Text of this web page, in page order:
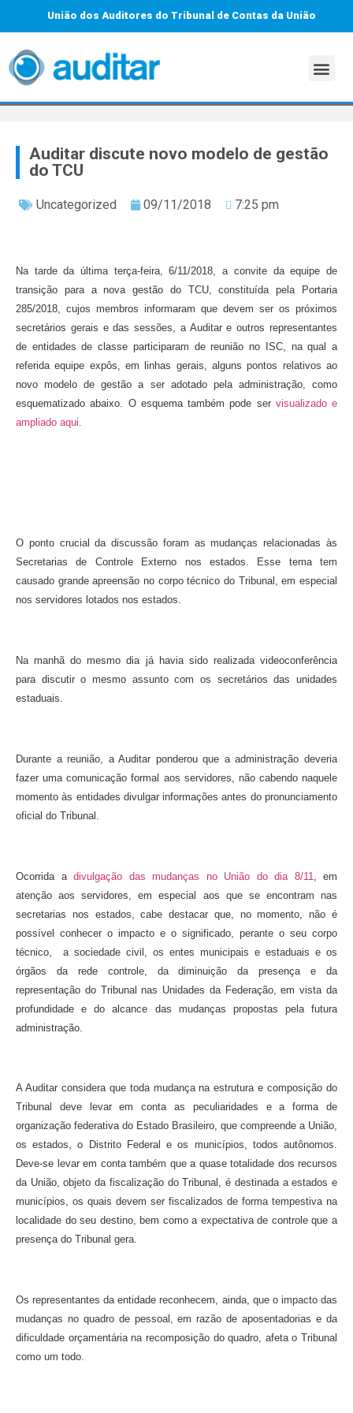
União dos Auditores do Tribunal de Contas da União
Auditar discute novo modelo de gestão
do TCU
Uncategorized 09/11/2018 7:25 pm
Na tarde da última terça-feira, 6/11/2018, a convite da equipe de
transição para a nova gestão do TCU, constituída pela Portaria
285/2018, cujos membros informaram que devem ser os próximos
secretários gerais e das sessões, a Auditar e outros representantes
de entidades de classe participaram de reunião no ISC, na qual a
referida equipe expôs, em linhas gerais, alguns pontos relativos ao
novo modelo de gestão a ser adotado pela administração,
como
esquematizado abaixo . O esquema também pode ser visualizado e
ampliado aqui.​
O ponto crucial da discussão foram as mudanças relacionadas às
Secretarias de Controle Externo nos estados. Esse tema tem
causado grande apreensão no corpo técnico do Tribunal, em especial
nos servidores lotados nos estados.
Na manhã do mesmo dia já havia sido realizada videoconferência
para discutir o mesmo assunto com os secretários das unidades
estaduais.
Durante a reunião, a Auditar ponderou que a administração deveria
fazer uma comunicação formal aos servidores, não cabendo naquele
momento às entidades divulgar informações antes do pronunciamento
oficial do Tribunal.
Ocorrida a divulgação das mudanças no União do dia 8/11 , em
atenção aos servidores, em especial aos que se encontram nas
secretarias nos estados, cabe destacar que, no momento, não é
possível conhecer o impacto e o significado, perante o seu corpo
técnico, a sociedade civil, os entes municipais e estaduais e os
órgãos da rede controle, da diminuição da presença e da
representação do Tribunal nas Unidades da Federação, em vista da
profundidade e do alcance das mudanças propostas pela futura
administração.
A Auditar considera que toda mudança na estrutura e composição do
Tribunal deve levar em conta as peculiaridades e a forma de
organização federativa do Estado Brasileiro, que compreende a União,
os estados, o Distrito Federal e os municípios, todos autônomos.
Deve-se levar em conta também que a quase totalidade dos recursos
da União, objeto da fiscalização do Tribunal, é destinada a estados e
municípios, os quais devem ser fiscalizados de forma tempestiva na
localidade do seu destino, bem como a expectativa de controle que a
presença do Tribunal gera.
Os representantes da entidade reconhecem, ainda, que o impacto das
mudanças no quadro de pessoal, em razão de aposentadorias e da
dificuldade orçamentária na recomposição do quadro, afeta o Tribunal
como um todo.